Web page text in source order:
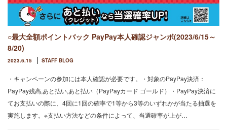
○最大全額ポイントバック PayPay本人確認ジャンボ(2023/6/15～
8/20)
2023.6.15 STAFF BLOG
・キャンペーンの参加には本人確認が必要です。・対象のPayPay決済：
PayPay残高,あと払い,あと払い（PayPayカード ゴールド）・PayPay決済に
てお支払いの際に、4回に1回の確率で1等から3等のいずれかが当たる抽選を
実施します。※支払い方法などの条件によって、当選確率が上が…